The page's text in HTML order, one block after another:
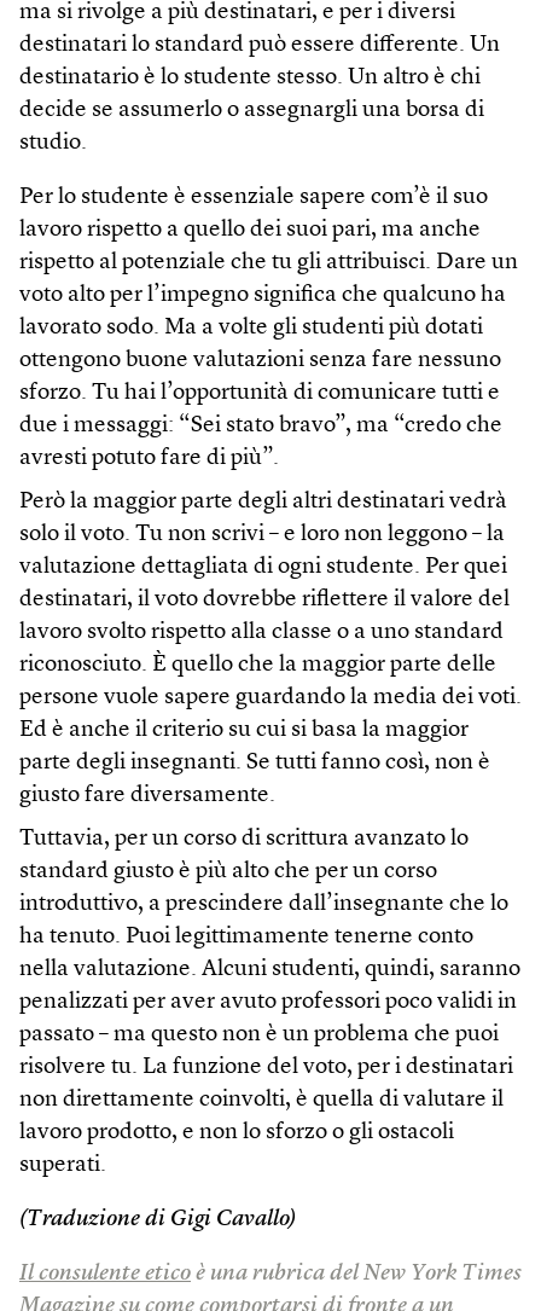
ma si rivolge a più destinatari, e per i diversi
destinatari lo standard può essere differente. Un
destinatario è lo studente stesso. Un altro è chi
decide se assumerlo o assegnargli una borsa di
studio.
Per lo studente è essenziale sapere com’è il suo
lavoro rispetto a quello dei suoi pari, ma anche
rispetto al potenziale che tu gli attribuisci. Dare un
voto alto per l’impegno significa che qualcuno ha
lavorato sodo. Ma a volte gli studenti più dotati
ottengono buone valutazioni senza fare nessuno
sforzo. Tu hai l’opportunità di comunicare tutti e
due i messaggi: “Sei stato bravo”, ma “credo che
avresti potuto fare di più”.
Però la maggior parte degli altri destinatari vedrà
solo il voto. Tu non scrivi – e loro non leggono – la
valutazione dettagliata di ogni studente. Per quei
destinatari, il voto dovrebbe riflettere il valore del
lavoro svolto rispetto alla classe o a uno standard
riconosciuto. È quello che la maggior parte delle
persone vuole sapere guardando la media dei voti.
Ed è anche il criterio su cui si basa la maggior
parte degli insegnanti. Se tutti fanno così, non è
giusto fare diversamente.
Tuttavia, per un corso di scrittura avanzato lo
standard giusto è più alto che per un corso
introduttivo, a prescindere dall’insegnante che lo
ha tenuto. Puoi legittimamente tenerne conto
nella valutazione. Alcuni studenti, quindi, saranno
penalizzati per aver avuto professori poco validi in
passato – ma questo non è un problema che puoi
risolvere tu. La funzione del voto, per i destinatari
non direttamente coinvolti, è quella di valutare il
lavoro prodotto, e non lo sforzo o gli ostacoli
superati.
(Traduzione di Gigi Cavallo)
Il consulente etico è una rubrica del New York Times